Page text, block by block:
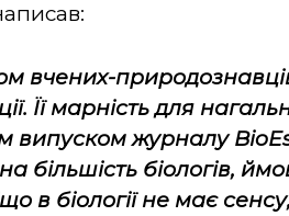
вчених-
Її марність для
випуском журналу
біологів,
біології не має сенсу,